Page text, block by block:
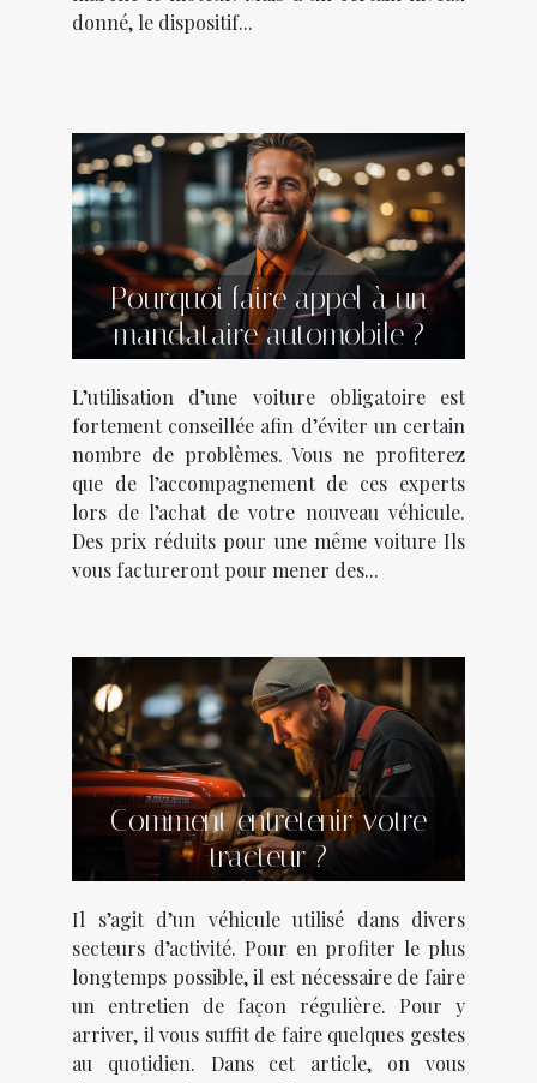
donné, le dispositif...
Pourquoi faire appel à un
mandataire automobile ?
L’utilisation d’une voiture obligatoire est
fortement conseillée afin d’éviter un certain
nombre de problèmes. Vous ne profiterez
que de l’accompagnement de ces experts
lors de l’achat de votre nouveau véhicule.
Des prix réduits pour une même voiture Ils
vous factureront pour mener des...
Comment entretenir votre
tracteur ?
Il s’agit d’un véhicule utilisé dans divers
secteurs d’activité. Pour en profiter le plus
longtemps possible, il est nécessaire de faire
un entretien de façon régulière. Pour y
arriver, il vous suffit de faire quelques gestes
au quotidien. Dans cet article, on vous